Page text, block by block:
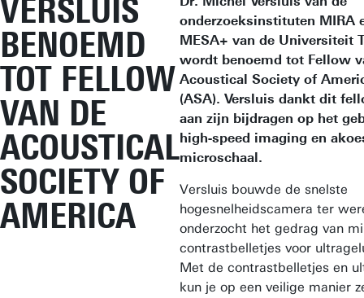
VERSLUIS
BENOEMD
TOT FELLOW
VAN DE
ACOUSTICAL
SOCIETY OF
AMERICA
onderzoeksinstituten MIRA
MESA+ van de Universiteit
wordt benoemd tot Fellow
Acoustical Society of
(ASA). Versluis dankt dit
aan zijn bijdragen op het
high-speed imaging en
microschaal.
Versluis bouwde de snelste
hogesnelheidscamera ter
onderzocht het gedrag van
contrastbelletjes voor
Met de contrastbelletjes en
kun je op een veilige manier